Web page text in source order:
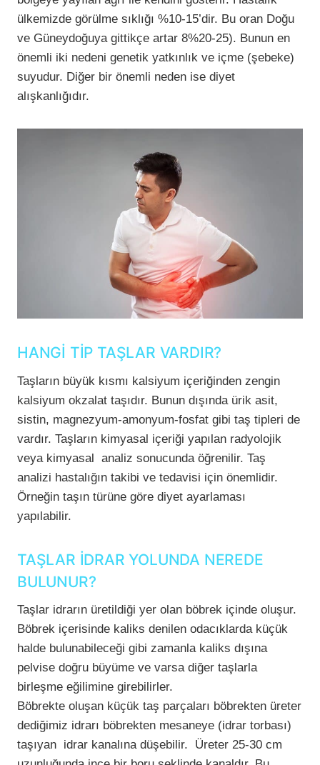
ülkemizde görülme sıklığı %10-15’dir. Bu oran Doğu
ve Güneydoğuya gittikçe artar 8%20-25). Bunun en
önemli iki nedeni genetik yatkınlık ve içme (şebeke)
suyudur. Diğer bir önemli neden ise diyet
alışkanlığıdır.
HANGİ TİP TAŞLAR VARDIR?
Taşların büyük kısmı kalsiyum içeriğinden zengin
kalsiyum okzalat taşıdır. Bunun dışında ürik asit,
sistin, magnezyum-amonyum-fosfat gibi taş tipleri de
vardır. Taşların kimyasal içeriği yapılan radyolojik
veya kimyasal analiz sonucunda öğrenilir. Taş
analizi hastalığın takibi ve tedavisi için önemlidir.
Örneğin taşın türüne göre diyet ayarlaması
yapılabilir.
TAŞLAR İDRAR YOLUNDA NEREDE
BULUNUR?
Taşlar idrarın üretildiği yer olan böbrek içinde oluşur.
Böbrek içerisinde kaliks denilen odacıklarda küçük
halde bulunabileceği gibi zamanla kaliks dışına
pelvise doğru büyüme ve varsa diğer taşlarla
birleşme eğilimine girebilirler.
Böbrekte oluşan küçük taş parçaları böbrekten üreter
dediğimiz idrarı böbrekten mesaneye (idrar torbası)
taşıyan idrar kanalına düşebilir. Üreter 25-30 cm